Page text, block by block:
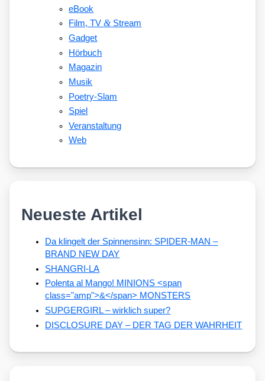
eBook
Film, TV&Stream
Gadget
Hörbuch
Magazin
Musik
Poetry-Slam
Spiel
Veranstaltung
Web
Neueste Artikel
Da klingelt der Spinnensinn: SPIDER-MAN –
BRAND NEW DAY
SHANGRI-LA
Polenta al Mango! MINIONS <span
class="amp">&</span> MONSTERS
SUPGERGIRL – wirklich super?
DISCLOSURE DAY – DER TAG DER WAHRHEIT